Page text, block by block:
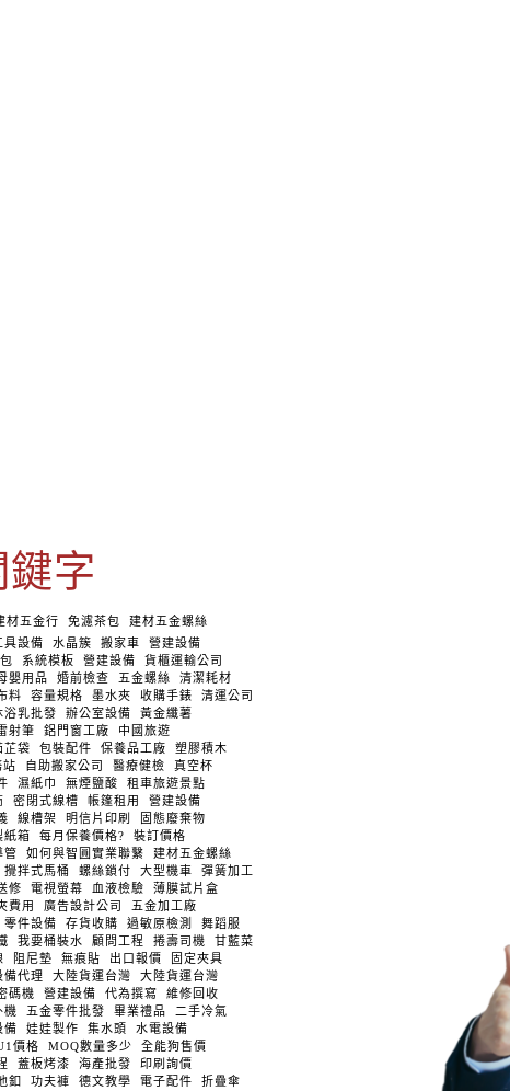
字
材五金行 免濾茶包
建材五金螺絲
具設備 水晶簇 搬家車
營建設備
系統模板 營建設備
貨櫃運輸公司
嬰用品 婚前檢查 五金螺絲
清潔耗材
料 容量規格 墨水夾 收購手錶
清運公司
浴乳批發 辦公室設備
黃金纖薯
射筆 鋁門窗工廠
中國旅遊
芷袋 包裝配件 保養品工廠
塑膠積木
站 自助搬家公司 醫療健檢
真空杯
濕紙巾 無煙鹽酸
租車旅遊景點
密閉式線槽 帳篷租用
營建設備
線槽架 明信片印刷
固態廢棄物
紙箱 每月保養價格?
裝訂價格
管 如何與智圓實業聯繫
建材五金螺絲
攪拌式馬桶 螺絲鎖付 大型機車
彈簧加工
修 電視螢幕 血液檢驗
薄膜試片盒
費用 廣告設計公司
五金加工廠
零件設備 存貨收購 過敏原檢測
舞蹈服
我要桶裝水 顧問工程 捲壽司機
甘藍菜
阻尼墊 無痕貼 出口報價
固定夾具
備代理 大陸貨運台灣
大陸貨運台灣
碼機 營建設備 代為撰寫
維修回收
機 五金零件批發 畢業禮品
二手冷氣
備 娃娃製作 集水頭
水電設備
價格 MOQ數量多少
全能狗售價
蓋板烤漆 海產批發
印刷詢價
釦 功夫褲 德文教學 電子配件
折疊傘